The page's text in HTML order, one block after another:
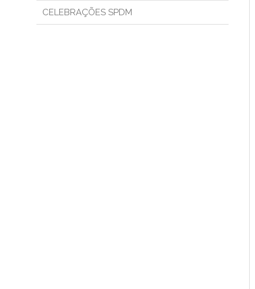
CELEBRAÇÕES SPDM